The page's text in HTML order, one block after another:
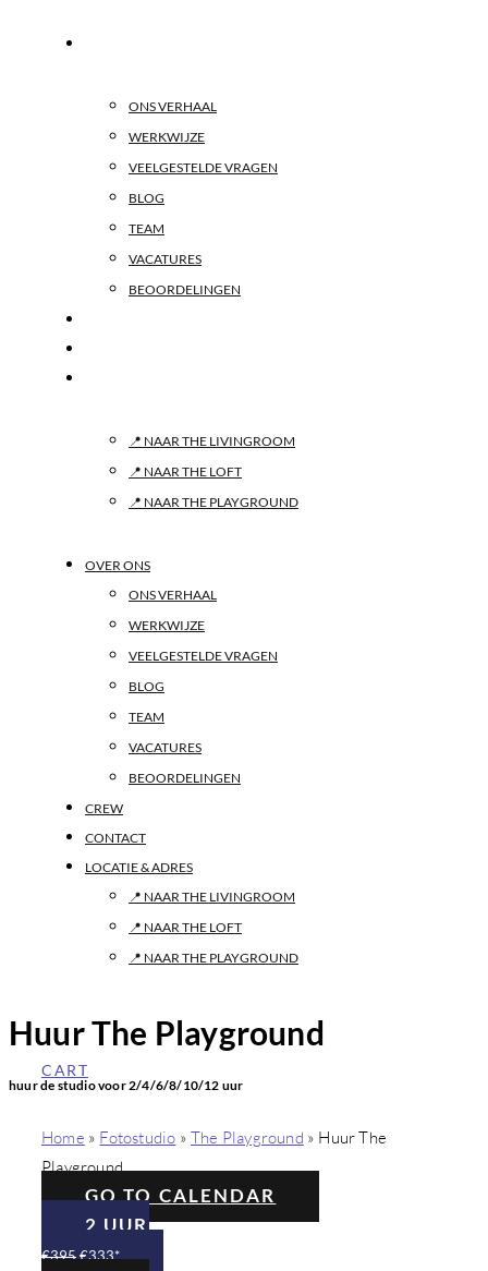
ONS VERHAAL
WERKWIJZE
VEELGESTELDE VRAGEN
BLOG
TEAM
VACATURES
BEOORDELINGEN
📍 NAAR THE LIVINGROOM
📍 NAAR THE LOFT
📍 NAAR THE PLAYGROUND
OVER ONS
ONS VERHAAL
WERKWIJZE
VEELGESTELDE VRAGEN
BLOG
TEAM
VACATURES
BEOORDELINGEN
CREW
CONTACT
LOCATIE & ADRES
📍 NAAR THE LIVINGROOM
📍 NAAR THE LOFT
📍 NAAR THE PLAYGROUND
CART
Huur The Playground
huur de studio voor 2/4/6/8/10/12 uur
Home » Fotostudio »The Playground » Huur The
Playground
GO TO CALENDAR
2 UUR
€395€333*